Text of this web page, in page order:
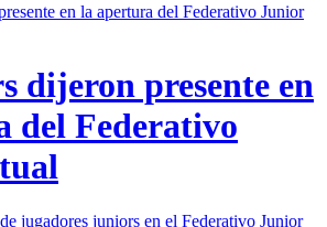
dijeron presente en
del Federativo